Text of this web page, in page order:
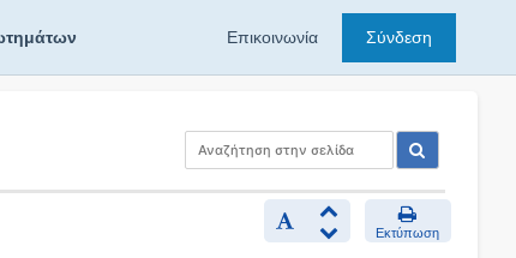
Επικοινωνία Σύνδεση
Εκτύπωση